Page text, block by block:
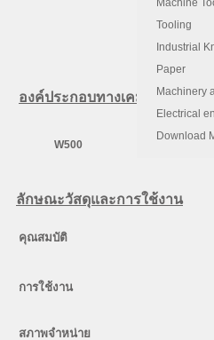
Machine
Tooling
Industrial
Paper
Machinery
Electrical
Download
องค์ประกอบทางเคมี (เฉลี่ย %)
W500
ลักษณะวัสดุและการใช้งาน
คุณสมบัติ
การใช้งาน
สภาพจำหน่าย